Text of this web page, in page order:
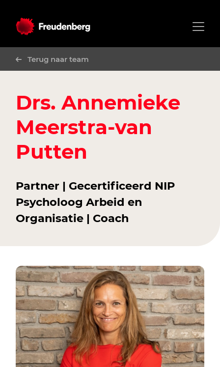
Terug naar team
Drs. Annemieke
Meerstra-van
Putten
Partner | Gecertificeerd NIP
Psycholoog Arbeid en
Organisatie | Coach